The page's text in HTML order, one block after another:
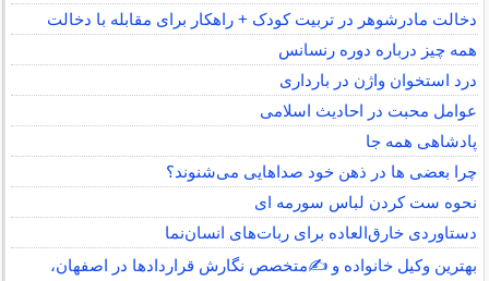
دخالت مادرشوهر در تربیت کودک + راهکار برای مقابله با دخالت
همه چیز درباره دوره رنسانس
درد استخوان واژن در بارداری
عوامل محبت در احادیث اسلامى
پادشاهی همه جا
چرا بعضی ها در ذهن خود صداهایی می‌شنوند؟
نحوه ست کردن لباس سورمه ای
دستاوردی خارق‌العاده برای ربات‌های انسان‌نما
بهترین وکیل خانواده و ✍️متخصص نگارش قراردادها در اصفهان،